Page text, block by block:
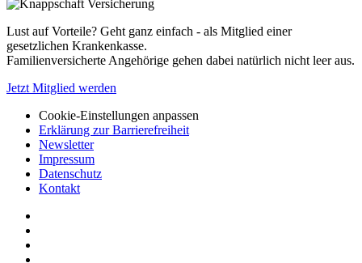
Lust auf Vorteile? Geht ganz einfach - als Mitglied einer
gesetzlichen Krankenkasse.
Familienversicherte Angehörige gehen dabei natürlich nicht leer aus.
Jetzt Mitglied werden
Cookie-Einstellungen anpassen
Erklärung zur Barrierefreiheit
Newsletter
Impressum
Datenschutz
Kontakt